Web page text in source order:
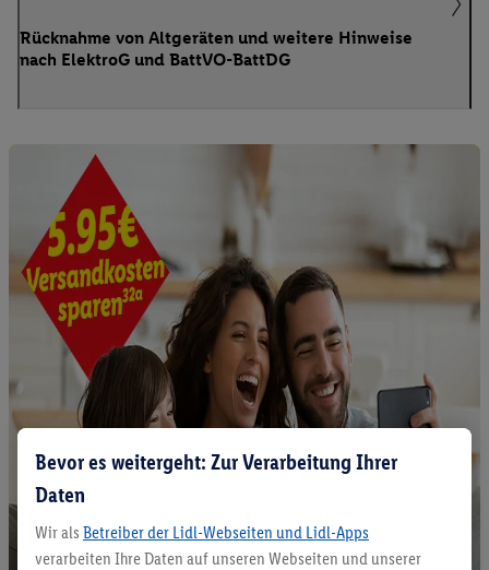
Rücknahme von Altgeräten und weitere Hinweise
nach ElektroG und BattVO-BattDG
Bevor es weitergeht: Zur Verarbeitung Ihrer
Daten
Wir als Betreiber der Lidl-Webseiten und Lidl-Apps
verarbeiten Ihre Daten auf unseren Webseiten und unserer